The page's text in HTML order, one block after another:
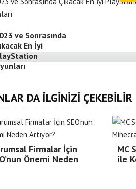
ve Sonrasında
En İyi
DA İLGİNİZİ ÇEKEBİLİR
Firmalar İçin
Önemi Neden
MC
ile